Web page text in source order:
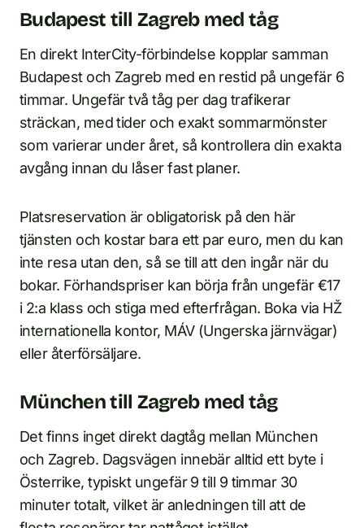
Budapest till Zagreb med tåg
En direkt InterCity-förbindelse kopplar samman
Budapest och Zagreb med en restid på ungefär 6
timmar. Ungefär två tåg per dag trafikerar
sträckan, med tider och exakt sommarmönster
som varierar under året, så kontrollera din exakta
avgång innan du låser fast planer.
Platsreservation är obligatorisk på den här
tjänsten och kostar bara ett par euro, men du kan
inte resa utan den, så se till att den ingår när du
bokar. Förhandspriser kan börja från ungefär €17
i 2:a klass och stiga med efterfrågan. Boka via HŽ
internationella kontor, MÁV (Ungerska järnvägar)
eller återförsäljare.
München till Zagreb med tåg
Det finns inget direkt dagtåg mellan München
och Zagreb. Dagsvägen innebär alltid ett byte i
Österrike, typiskt ungefär 9 till 9 timmar 30
minuter totalt, vilket är anledningen till att de